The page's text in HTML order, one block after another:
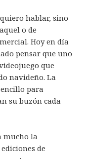
hablar, sino
o de
Hoy en día
pensar que uno
que
navideño. La
para
su buzón cada
mucho la
de